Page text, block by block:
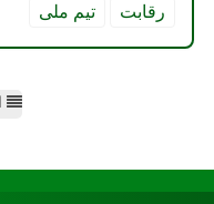
رقابت
تیم ملی